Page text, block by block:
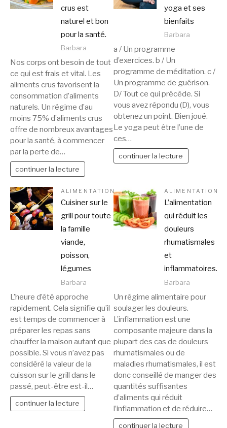
crus est
naturel et bon
pour la santé.
Barbara
Nos corps ont besoin de tout
ce qui est frais et vital. Les
aliments crus favorisent la
consommation d’aliments
naturels. Un régime d’au
moins 75% d’aliments crus
offre de nombreux avantages
pour la santé, à commencer
par la perte de…
continuer la lecture
yoga et ses
bienfaits
Barbara
a / Un programme
d’exercices. b / Un
programme de méditation. c /
Un programme de guérison.
D/ Tout ce qui précède. Si
vous avez répondu (D), vous
obtenez un point. Bien joué.
Le yoga peut être l’une de
ces…
continuer la lecture
ALIMENTATION
Cuisiner sur le
grill pour toute
la famille
viande,
poisson,
légumes
Barbara
L’heure d’été approche
rapidement. Cela signifie qu’il
est temps de commencer à
préparer les repas sans
chauffer la maison autant que
possible. Si vous n’avez pas
considéré la valeur de la
cuisson sur le grill dans le
passé, peut-être est-il…
continuer la lecture
ALIMENTATION
L’alimentation
qui réduit les
douleurs
rhumatismales
et
inflammatoires.
Barbara
Un régime alimentaire pour
soulager les douleurs.
L’inflammation est une
composante majeure dans la
plupart des cas de douleurs
rhumatismales ou de
maladies rhumatismales, il est
donc conseillé de manger des
quantités suffisantes
d’aliments qui réduit
l’inflammation et de réduire…
continuer la lecture